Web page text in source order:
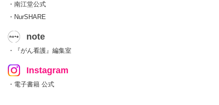
・南江堂公式
・NurSHARE
note
・『がん看護』編集室
Instagram
・電子書籍 公式